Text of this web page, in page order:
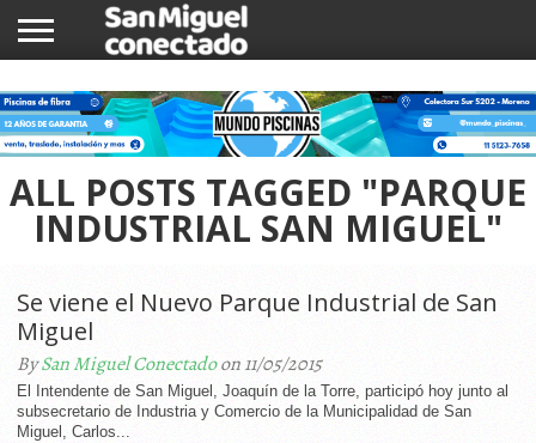
NOTICIAS
COMUNIDAD
COMERCIOS
ALL POSTS TAGGED "PARQUE
INDUSTRIAL SAN MIGUEL"
Se viene el Nuevo Parque Industrial de San
Miguel
BySan Miguel Conectadoon 11/05/2015
El Intendente de San Miguel, Joaquín de la Torre, participó hoy junto al
subsecretario de Industria y Comercio de la Municipalidad de San
Miguel, Carlos...